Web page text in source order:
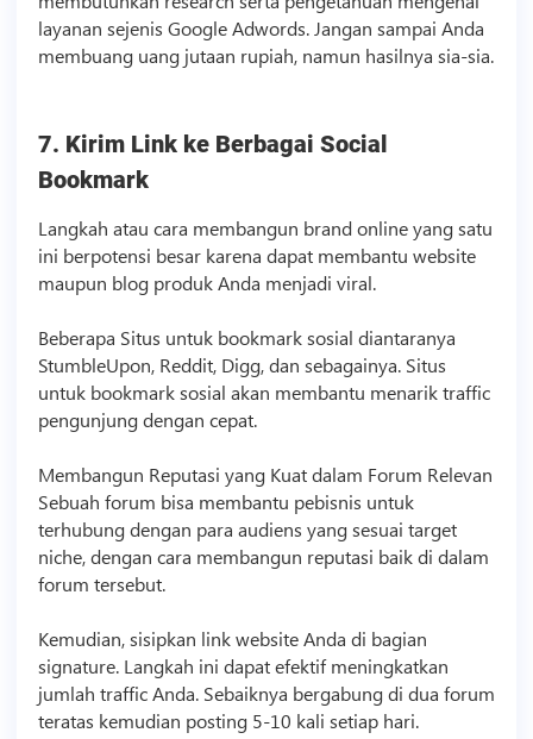
layanan sejenis Google Adwords. Jangan sampai Anda
membuang uang jutaan rupiah, namun hasilnya sia-sia.
7. Kirim Link ke Berbagai Social
Bookmark
Langkah atau cara membangun brand online yang satu
ini berpotensi besar karena dapat membantu website
maupun blog produk Anda menjadi viral.
Beberapa Situs untuk bookmark sosial diantaranya
StumbleUpon, Reddit, Digg, dan sebagainya. Situs
untuk bookmark sosial akan membantu menarik traffic
pengunjung dengan cepat.
Membangun Reputasi yang Kuat dalam Forum Relevan
Sebuah forum bisa membantu pebisnis untuk
terhubung dengan para audiens yang sesuai target
niche, dengan cara membangun reputasi baik di dalam
forum tersebut.
Kemudian, sisipkan link website Anda di bagian
signature. Langkah ini dapat efektif meningkatkan
jumlah traffic Anda. Sebaiknya bergabung di dua forum
teratas kemudian posting 5-10 kali setiap hari.